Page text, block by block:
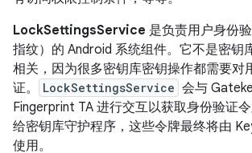
LockSettingsService 是负责用户身份
指纹）的 Android 系统组件。它不是密钥
相关，因为很多密钥库密钥操作都需要对
证。
LockSettingsService 会与
Fingerprint TA 进行交互以获取身份验证
给密钥库守护程序，这些令牌最终将由
使用。